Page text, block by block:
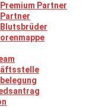
Partner
Blutsbrüder